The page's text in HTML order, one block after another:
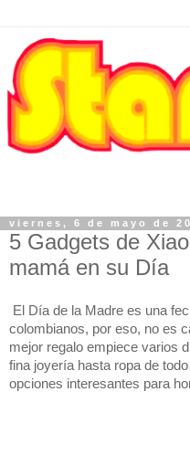
viernes, 6 de mayo de
5 Gadgets de
mamá en su Día
El Día de la Madre es una
colombianos, por eso, no es
mejor regalo empiece varios
fina joyería hasta ropa de
opciones interesantes para